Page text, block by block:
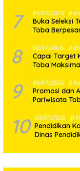
7 09/07/2026 0
Buka Seleksi
Toba
8 09/07/2026 0
Capai Target
Toba
9 09/07/2026 0
Promosi dan
Pariwisata
10 09/07/2026 0
Pendidikan
Dinas
Sebesar 2,7